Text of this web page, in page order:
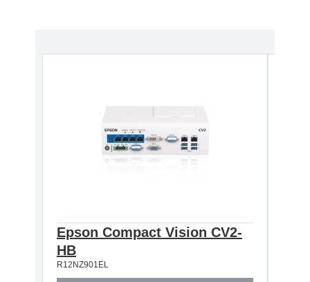
Epson Compact Vision CV2-
HB
R12NZ901EL